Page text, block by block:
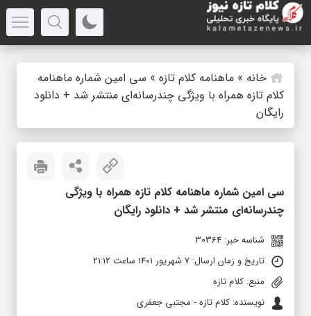
خانه » ماهنامه کلام تازه » سی امین شماره ماهنامه
کلام تازه همراه با ویژگی چندرسانه‌ای منتشر شد + دانلود
رایگان
سی امین شماره ماهنامه کلام تازه همراه با ویژگی
چندرسانه‌ای منتشر شد + دانلود رایگان
شناسه خبر: 30364
تاریخ و زمان ارسال: 7 شهریور 1401 ساعت 21:12
منبع: کلام تازه
نویسنده: کلام تازه - مجتبی جعفری